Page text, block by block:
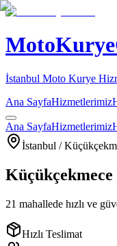
İstanbul Moto Kurye
Ana SayfaHizmetlerimiz
Ana SayfaHizmetlerimiz
İstanbul /
Küçükçekmece
21 mahallede hızlı ve
Hızlı Teslimat